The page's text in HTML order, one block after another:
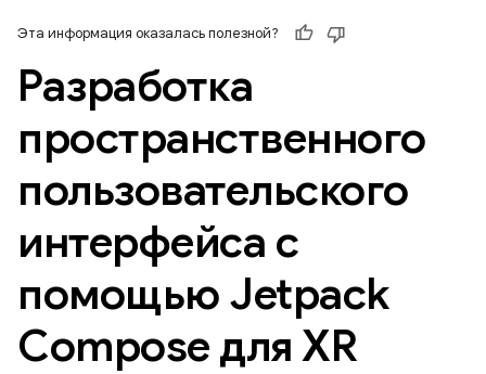
Эта информация оказалась полезной?
Разработка
пространственного
пользовательского
интерфейса с
помощью Jetpack
Compose для XR